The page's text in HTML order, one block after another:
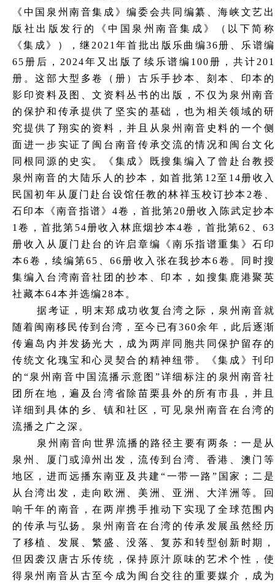
《中国泉州南音集成》编委会共同编纂、海峡文艺出
版社出版发行的《中国泉州南音集成》（以下简称
《集成》），继 2021年首批出版乐曲编36册、乐谱编
65册后，2024年又出版了续乐谱编100册，共计201
册。这部大型多卷（册）古乐手抄本、刻本、印本的
影印资料及图、文资料丛书的出版，不仅为泉州南音
的保护和传承提供了坚实的基础，也为相关领域的研
究提供了翔实的资料，并且从泉州南音史料的一个侧
面进一步实证了闽台南音传承交流的情况和闽台文化
同根同源的史实。《集成》既搜集编入了曾赴台教授
泉州南音的大陆乐人的抄本，如首批第12至14册收入
民国初年从厦门赴台设馆任教的林祥玉校订抄本2卷、
石印本《南音指谱》4卷，首批第20册收入陈武定抄本
1卷，首批第54册收入林庶烟抄本4卷，首批第62、63
册收入从厦门赴台的许启章编《南乐指谱重集》石印
本6卷，续编第65、66册收入张在我抄本6卷。同时搜
集编入台湾南音社团的抄本、印本，如搜集鹿港聚英
社藏本64本并选编28本。
据考证，明末郑成功收复台湾之际，泉州南音就
随着闽南移民传到台湾，至今已有360余年，此后逐渐
传遍岛内并发扬光大，成为两岸同胞共同保护留存的
传统文化瑰宝和心灵契合的精神纽带。《集成》刊印
的“泉州南音中国流播示意图”详细标注的泉州南音社
团所在地，遍及台湾省除苗栗县外的所有市县，并且
详细到具体的乡、镇和社区，可见泉州南音在台湾的
流播之广之深。
泉州南音向世界流播的路径主要有两条：一是从
泉州、厦门或漳州出发，流传到台湾、香港、澳门等
地区，进而远播东南亚及共建 “一带一路”国家；二是
从台湾出发，走向欧洲、美洲、亚洲、大洋洲等。回
响千年的南音，在两岸携手推动下实现了全球范围内
的传承与弘扬。泉州南音在台湾的传承发展虽然经历
了移植、发展、繁盛、没落、复苏和转型创新时期，
但因袭汉唐古乐传统，保持原汁原味的艺术个性，使
得泉州南音从古至今成为闽台交往的重要媒介，成为